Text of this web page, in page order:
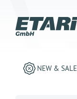
NEW & SALE